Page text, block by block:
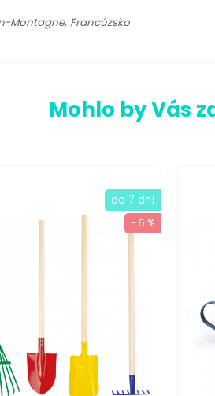
Montagne, Francúzsko
Mohlo by Vás
do 7 dní
- 5 %